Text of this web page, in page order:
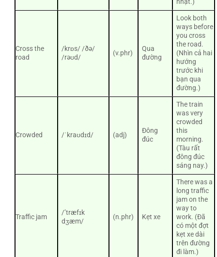
nhật.)
Cross the
road
/krɒs/ /ðə/
/rəʊd/
(v.phr)
Qua
đường
Look both
ways before
you cross
the road.
(Nhìn cả hai
hướng
trước khi
bạn qua
đường.)
Crowded /ˈkraʊdɪd/ (adj)
Đông
đúc
The train
was very
crowded
this
morning.
(Tàu rất
đông đúc
sáng nay.)
Traffic jam
/’træfɪk
dʒæm/
(n.phr) Kẹt xe
There was a
long traffic
jam on the
way to
work. (Đã
có một đợt
kẹt xe dài
trên đường
đi làm.)